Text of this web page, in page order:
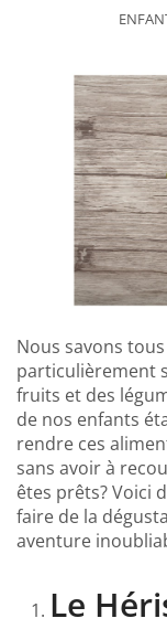
Nous savons
particulièrement
fruits et des
de nos enfants
rendre ces
sans avoir à
êtes prêts? Voici
faire de la
aventure
Le